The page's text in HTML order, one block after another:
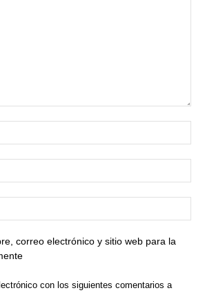
correo electrónico y sitio web para la
con los siguientes comentarios a